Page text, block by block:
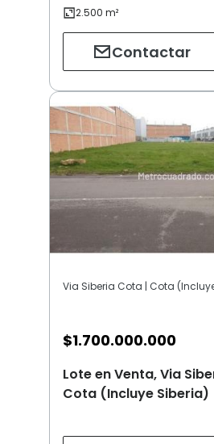
Contactar
Via Siberia Cota | Cota
$1.700.000.000
Lote en Venta, Via
Cota (Incluye Siberia)